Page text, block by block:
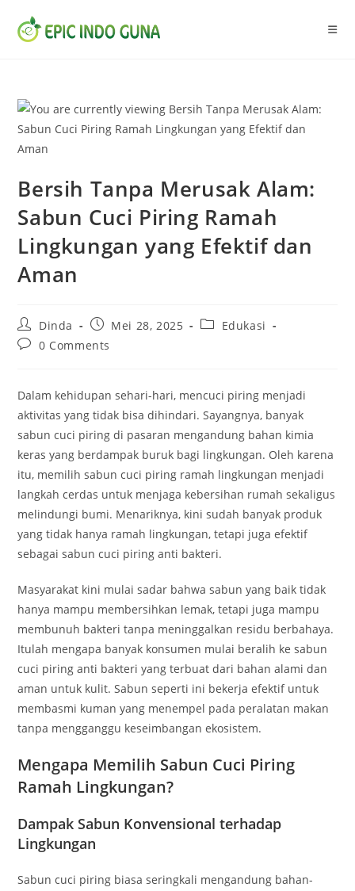
Bersih Tanpa Merusak Alam:
Sabun Cuci Piring Ramah
Lingkungan yang Efektif dan
Aman
Post
author:
Dinda
Post
published:
Mei 28, 2025
PostEdukasi
Post0 Comments
Dalam kehidupan sehari-hari, mencuci piring menjadi
aktivitas yang tidak bisa dihindari. Sayangnya, banyak
sabun cuci piring di pasaran mengandung bahan kimia
keras yang berdampak buruk bagi lingkungan. Oleh karena
itu, memilih sabun cuci piring ramah lingkungan menjadi
langkah cerdas untuk menjaga kebersihan rumah sekaligus
melindungi bumi. Menariknya, kini sudah banyak produk
yang tidak hanya ramah lingkungan, tetapi juga efektif
sebagai sabun cuci piring anti bakteri.
Masyarakat kini mulai sadar bahwa sabun yang baik tidak
hanya mampu membersihkan lemak, tetapi juga mampu
membunuh bakteri tanpa meninggalkan residu berbahaya.
Itulah mengapa banyak konsumen mulai beralih ke sabun
cuci piring anti bakteri yang terbuat dari bahan alami dan
aman untuk kulit. Sabun seperti ini bekerja efektif untuk
membasmi kuman yang menempel pada peralatan makan
tanpa mengganggu keseimbangan ekosistem.
Mengapa Memilih Sabun Cuci Piring
Ramah Lingkungan?
Dampak Sabun Konvensional terhadap
Lingkungan
Sabun cuci piring biasa seringkali mengandung bahan-